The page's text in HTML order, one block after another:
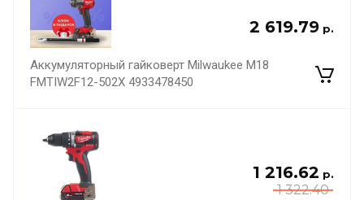
2 619.79 р.
Аккумуляторный гайковерт Milwaukee M18
FMTIW2F12-502X 4933478450
1 322.40
1 216.62 р.